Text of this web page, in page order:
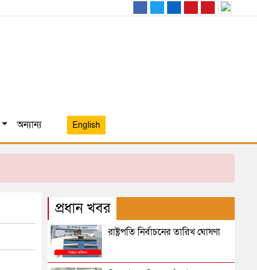
অন্যান্য English
প্রধান খবর
রাষ্ট্রপতি নির্বাচনের তারিখ ঘোষণা